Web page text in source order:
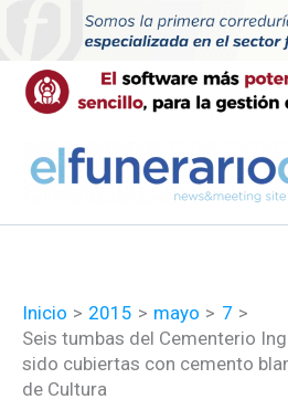
contenido
Inicio 2015 mayo
7
Seis tumbas del Cementerio
sido cubiertas con cemento
de Cultura